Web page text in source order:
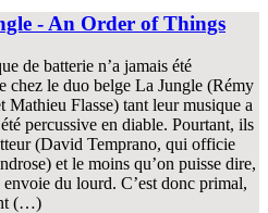
- An Order of Things
de batterie n’a jamais été
chez le duo belge La Jungle (Rémy
Mathieu Flasse) tant leur musique a
percussive en diable. Pourtant, ils
(David Temprano, qui officie
et le moins qu’on puisse dire,
du lourd. C’est donc primal,
(…)